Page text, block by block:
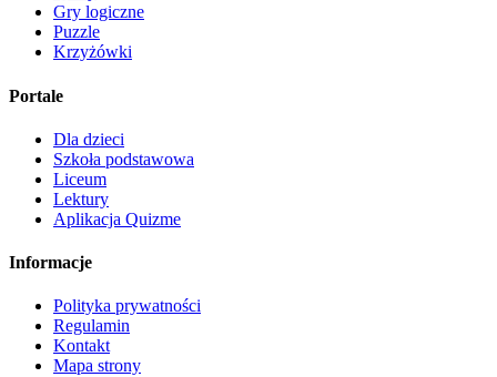
Gry logiczne
Puzzle
Krzyżówki
Portale
Dla dzieci
Szkoła podstawowa
Liceum
Lektury
Aplikacja Quizme
Informacje
Polityka prywatności
Regulamin
Kontakt
Mapa strony